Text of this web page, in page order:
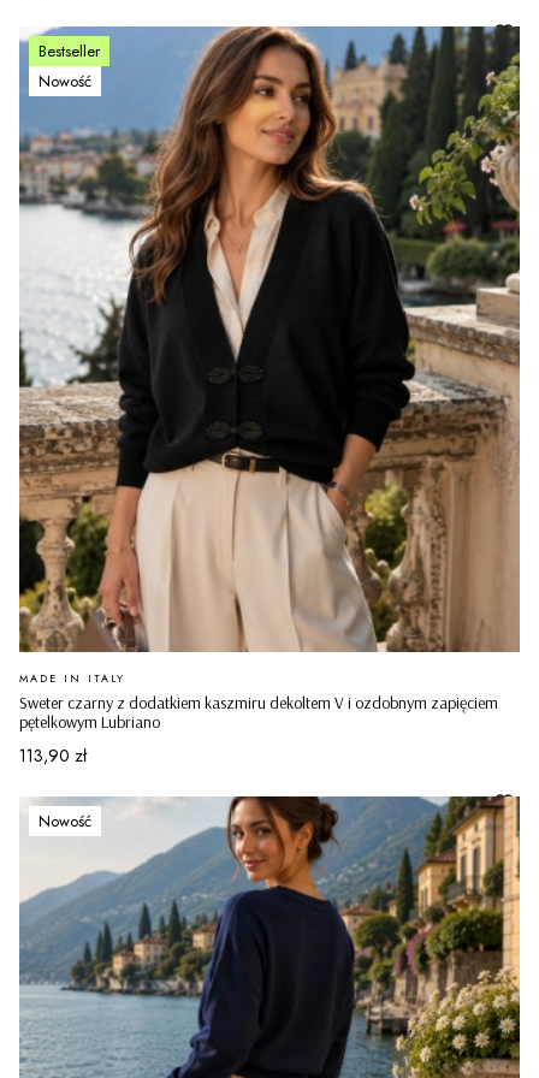
Bestseller
Nowość
Sweter czarny z dodatkiem kaszmiru dekoltem V i ozdobnym zapięciem
pętelkowym Lubriano
PRODUCENT
MADE IN ITALY
Cena
113,90 zł
Nowość